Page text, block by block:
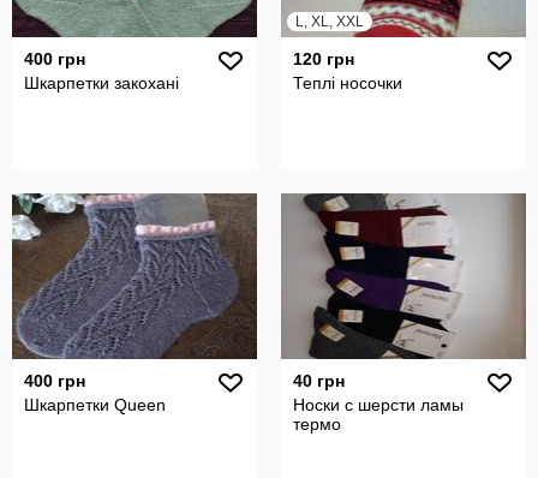
400 грн
Шкарпетки закохані
L, XL, XXL
120 грн
Теплі носочки
400 грн
Шкарпетки Queen
40 грн
Носки с шерсти ламы
термо